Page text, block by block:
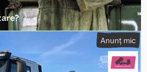
Anunț mic